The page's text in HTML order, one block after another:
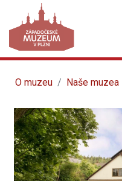
O muzeu Naše muzea